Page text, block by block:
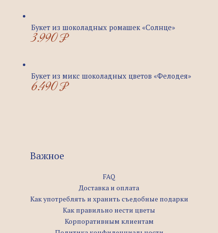
Букет из шоколадных ромашек «Солнце»
3.990₽
Букет из микс шоколадных цветов «Фелодея»
6.490₽
Важное
FAQ
Доставка и оплата
Как употреблять и хранить съедобные подарки
Как правильно нести цветы
Корпоративным клиентам